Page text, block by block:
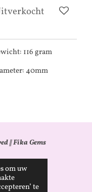
om uw
te
116 gram
40mm
|| Fika Gems